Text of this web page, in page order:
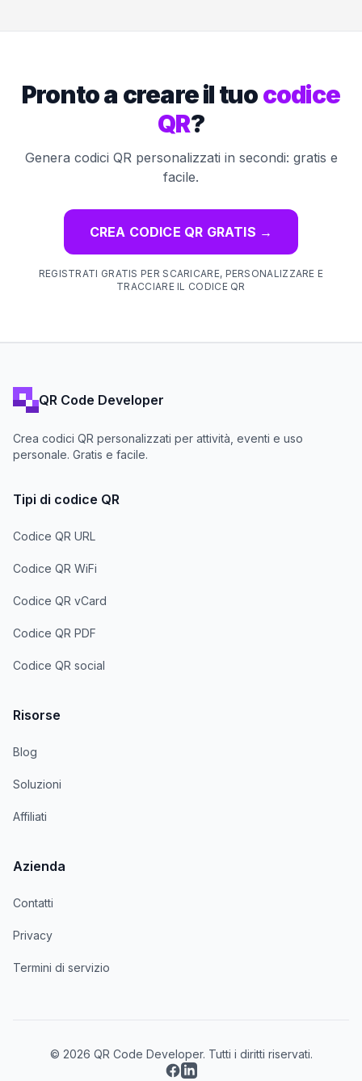
Pronto a creare il tuocodice
QR?
Genera codici QR personalizzati in secondi: gratis e
facile.
CREA CODICE QR GRATIS →
REGISTRATI GRATIS PER SCARICARE, PERSONALIZZARE E
TRACCIARE IL CODICE QR
QR Code Developer
Crea codici QR personalizzati per attività, eventi e uso
personale. Gratis e facile.
Tipi di codice QR
Codice QR URL
Codice QR WiFi
Codice QR vCard
Codice QR PDF
Codice QR social
Risorse
Blog
Soluzioni
Affiliati
Azienda
Contatti
Privacy
Termini di servizio
© 2026 QR Code Developer. Tutti i diritti riservati.